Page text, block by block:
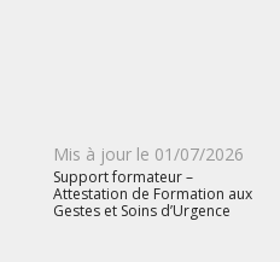
Mis à jour le Publié
le
01/07/2026
Support formateur –
Attestation de Formation aux
Gestes et Soins d’Urgence